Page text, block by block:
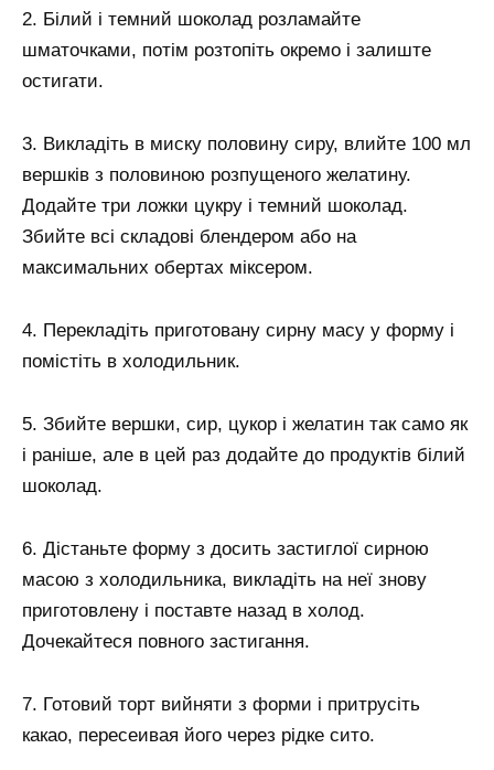
2. Білий і темний шоколад розламайте
шматочками, потім розтопіть окремо і залиште
остигати.
3. Викладіть в миску половину сиру, влийте 100 мл
вершків з половиною розпущеного желатину.
Додайте три ложки цукру і темний шоколад.
Збийте всі складові блендером або на
максимальних обертах міксером.
4. Перекладіть приготовану сирну масу у форму і
помістіть в холодильник.
5. Збийте вершки, сир, цукор і желатин так само як
і раніше, але в цей раз додайте до продуктів білий
шоколад.
6. Дістаньте форму з досить застиглої сирною
масою з холодильника, викладіть на неї знову
приготовлену і поставте назад в холод.
Дочекайтеся повного застигання.
7. Готовий торт вийняти з форми і притрусіть
какао, пересеивая його через рідке сито.